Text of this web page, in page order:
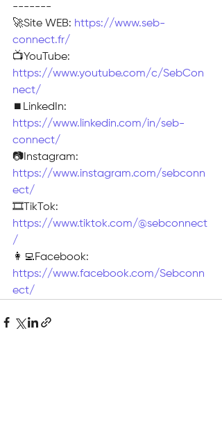
-------
🚀Site WEB: https://www.seb-
connect.fr/
📺YouTube:
https://www.youtube.com/c/SebCon
nect/
⏹️LinkedIn:
https://www.linkedin.com/in/seb-
connect/
📷Instagram:
https://www.instagram.com/sebconn
ect/
🎞TikTok:
https://www.tiktok.com/@sebconnect
/
👩‍💻Facebook:
https://www.facebook.com/Sebconn
ect/